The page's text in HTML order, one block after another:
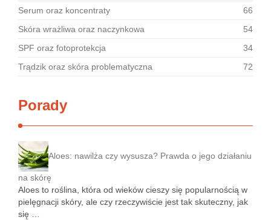
Serum oraz koncentraty
66
Skóra wrażliwa oraz naczynkowa
54
SPF oraz fotoprotekcja
34
Trądzik oraz skóra problematyczna
72
Porady
Aloes: nawilża czy wysusza? Prawda o jego działaniu
na skórę
Aloes to roślina, która od wieków cieszy się popularnością w
pielęgnacji skóry, ale czy rzeczywiście jest tak skuteczny, jak
się …